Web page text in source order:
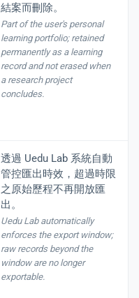
結案而刪除。
Part of the user's personal
learning portfolio; retained
permanently as a learning
record and not erased when
a research project
concludes.
透過 Uedu Lab 系統自動
管控匯出時效，超過時限
之原始歷程不再開放匯
出。
Uedu Lab automatically
enforces the export window;
raw records beyond the
window are no longer
exportable.